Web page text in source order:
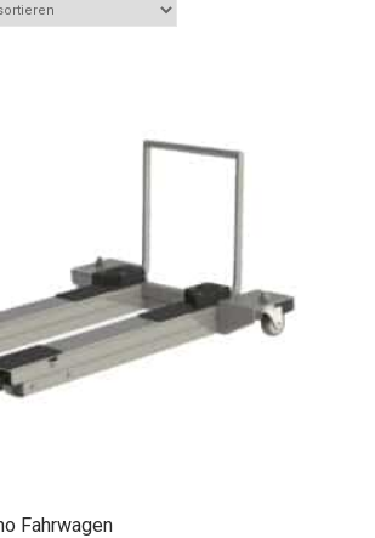
Fahrwagen